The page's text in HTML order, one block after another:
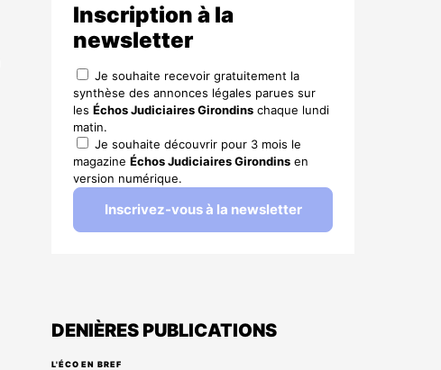
Inscription à la
newsletter
Je souhaite recevoir gratuitement la
synthèse des annonces légales parues sur
les Échos Judiciaires Girondins chaque lundi
matin.
Je souhaite découvrir pour 3 mois le
magazine Échos Judiciaires Girondins en
version numérique.
Inscrivez-vous à la newsletter
DENIÈRES PUBLICATIONS
L'ÉCO EN BREF